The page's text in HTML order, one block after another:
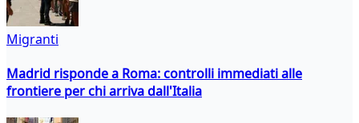
Migranti
Madrid risponde a Roma: controlli immediati alle
frontiere per chi arriva dall'Italia